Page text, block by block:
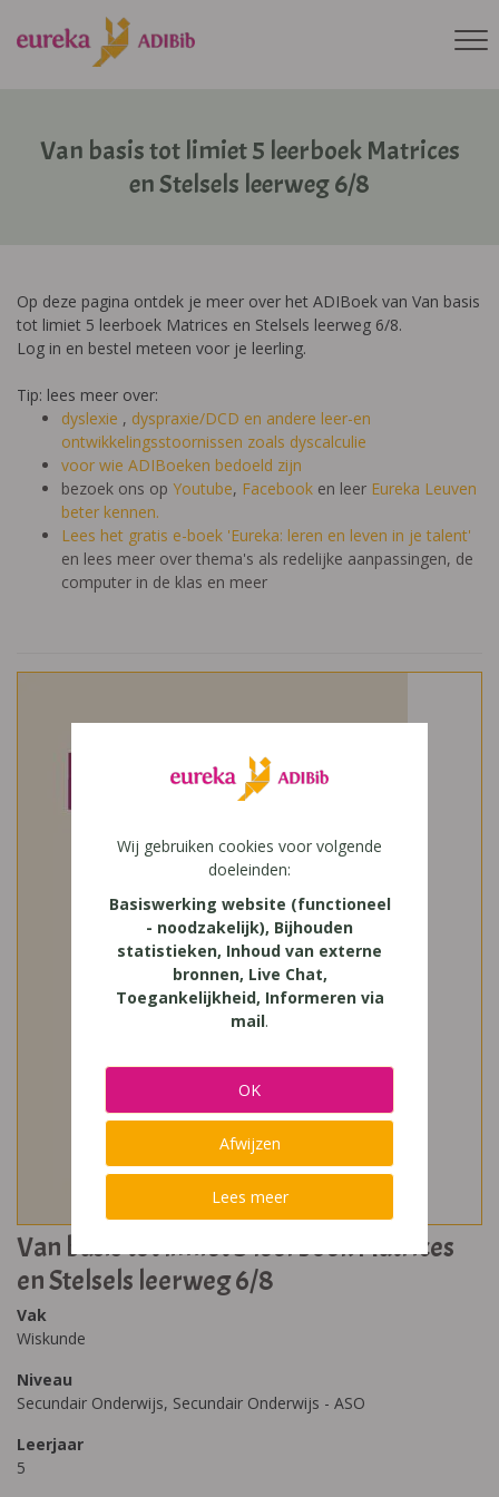
Van basis tot limiet 5 leerboek Matrices
en Stelsels leerweg 6/8
Op deze pagina ontdek je meer over het ADIBoek van Van basis
tot limiet 5 leerboek Matrices en Stelsels leerweg 6/8.
Log in en bestel meteen voor je leerling.
Tip: lees meer over:
dyslexie , dyspraxie/DCD en andere leer-en
ontwikkelingsstoornissen zoals dyscalculie
voor wie ADIBoeken bedoeld zijn
bezoek ons op Youtube, Facebook en leer Eureka Leuven
beter kennen.
Lees het gratis e-boek 'Eureka: leren en leven in je talent'
en lees meer over thema's als redelijke aanpassingen, de
computer in de klas en meer
Van basis tot limiet 5 leerboek Matrices
en Stelsels leerweg 6/8
Vak
Wiskunde
Niveau
Secundair Onderwijs, Secundair Onderwijs - ASO
Leerjaar
5
Wij gebruiken cookies voor volgende
doeleinden:
Basiswerking website (functioneel
- noodzakelijk), Bijhouden
statistieken, Inhoud van externe
bronnen, Live Chat,
Toegankelijkheid, Informeren via
mail.
OK
Afwijzen
Lees meer